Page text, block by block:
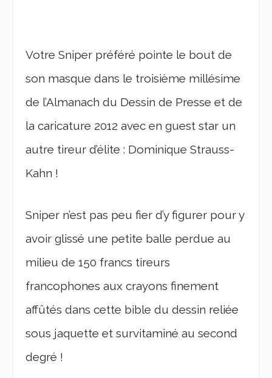
Votre Sniper préféré pointe le bout de
son masque dans le troisième millésime
de l’Almanach du Dessin de Presse et de
la caricature 2012 avec en guest star un
autre tireur d’élite : Dominique Strauss-
Kahn !
Sniper n’est pas peu fier d’y figurer pour y
avoir glissé une petite balle perdue au
milieu de 150 francs tireurs
francophones aux crayons finement
affûtés dans cette bible du dessin reliée
sous jaquette et survitaminé au second
degré !